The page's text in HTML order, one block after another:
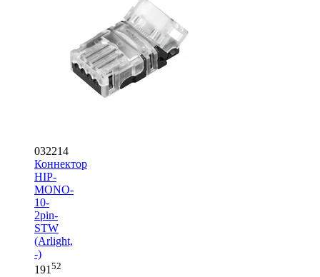
032214
Коннектор
HIP-
MONO-
10-
2pin-
STW
(Arlight,
-)
19152